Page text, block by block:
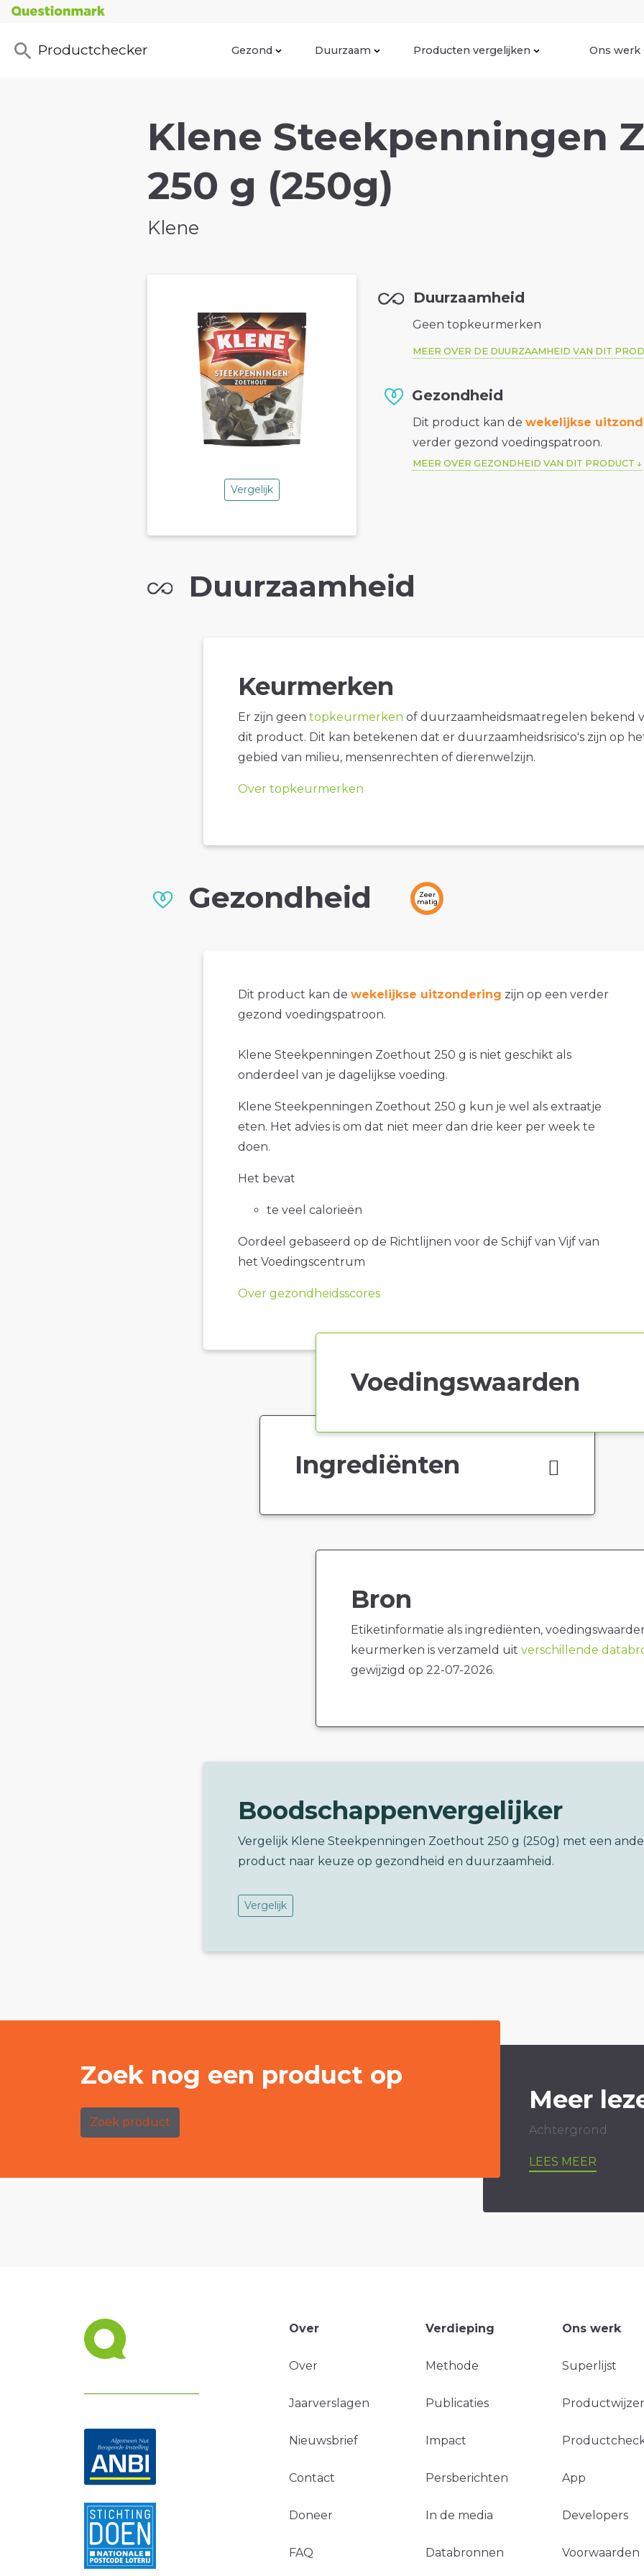
Productchecker Gezond Duurzaam Producten vergelijken Ons werk
Klene Steekpenningen
250 g (250g)
Klene
Vergelijk
Duurzaamheid
Geen topkeurmerken
MEER OVER DE DUURZAAMHEID VAN DIT
Gezondheid
Dit product kan dewekelijkse
verder gezond voedingspatroon.
MEER OVER GEZONDHEID VAN DIT PRODUCT
Duurzaamheid
Keurmerken
Er zijn geen topkeurmerken of duurzaamheidsmaatregelen bekend
dit product. Dit kan betekenen dat er duurzaamheidsrisico's zijn op
gebied van milieu, mensenrechten of dierenwelzijn.
Over topkeurmerken
Gezondheid
Zeer
matig
Dit product kan de wekelijkse uitzondering zijn op een verder
gezond voedingspatroon.
Klene Steekpenningen Zoethout 250 g is niet geschikt als
onderdeel van je dagelijkse voeding.
Klene Steekpenningen Zoethout 250 g kun je wel als extraatje
eten. Het advies is om dat niet meer dan drie keer per week te
doen.
Het bevat
te veel calorieën
Oordeel gebaseerd op de Richtlijnen voor de Schijf van Vijf van
het Voedingscentrum
Over gezondheidsscores
Voedingswaarden
Ingrediënten
Bron
Etiketinformatie als ingrediënten,
keurmerken is verzameld uit verschillende
gewijzigd op 22-07-2026.
Boodschappenvergelijker
Vergelijk Klene Steekpenningen Zoethout 250 g (250g) met een
product naar keuze op gezondheid en duurzaamheid.
Vergelijk
Zoek nog een product op
Zoek product
Meer
Achtergrond
LEES MEER
Over
Over
Jaarverslagen
Nieuwsbrief
Contact
Doneer
FAQ
Verdieping
Methode
Publicaties
Impact
Persberichten
In de media
Databronnen
Ons werk
Superlijst
App
Developers
Voorwaarden